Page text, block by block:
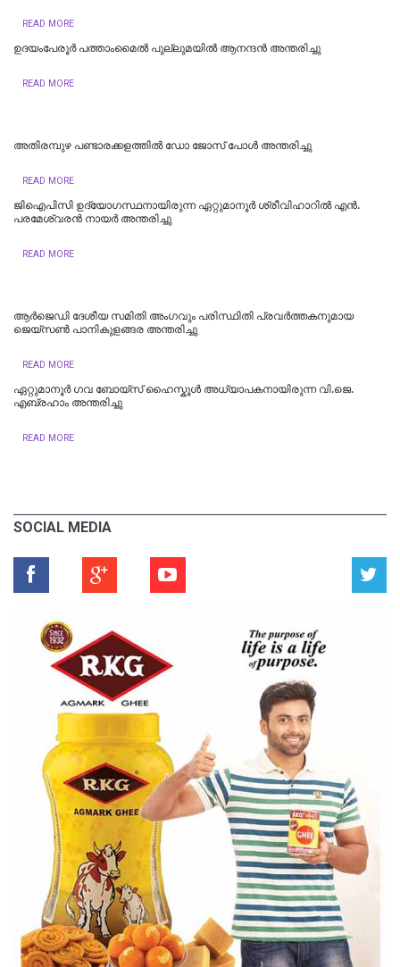
READ MORE
ഉദയംപേരൂർ പത്താംമൈൽ പുല്ലുമയിൽ ആനന്ദൻ അന്തരിച്ചു
READ MORE
അതിരമ്പുഴ പണ്ടാരക്കളത്തിൽ ഡോ ജോസ് പോൾ അന്തരിച്ചു
READ MORE
ജിഐപിസി ഉദ്യോഗസ്ഥനായിരുന്ന ഏറ്റുമാനൂർ ശ്രീവിഹാറിൽ എൻ.
പരമേശ്വരൻ നായർ അന്തരിച്ചു
READ MORE
ആര്‍ജെഡി ദേശീയ സമിതി അംഗവും പരിസ്ഥിതി പ്രവര്‍ത്തകനുമായ
ജെയ്‌സണ്‍ പാനികുളങ്ങര അന്തരിച്ചു
READ MORE
ഏറ്റുമാനൂർ ഗവ ബോയ്സ് ഹൈസ്കൂൾ അധ്യാപകനായിരുന്ന വി.ജെ.
എബ്രഹാം അന്തരിച്ചു
READ MORE
SOCIAL MEDIA